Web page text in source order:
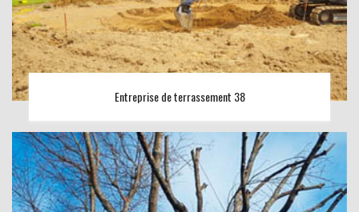
Entreprise de terrassement 38